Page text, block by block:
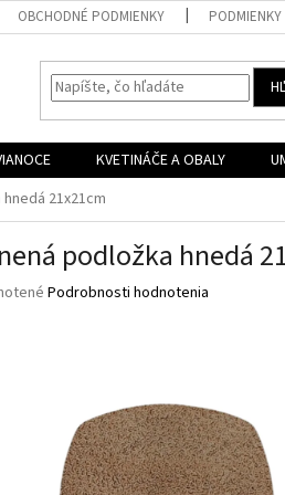
OBCHODNÉ PODMIENKY
KVETINÁČE A OBALY
21x21cm
podložka hnedá
Podrobnosti hodnotenia